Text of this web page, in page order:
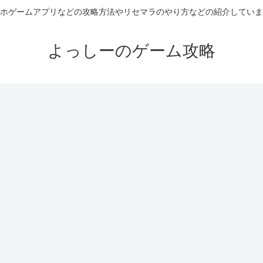
ゲームアプリなどの攻略方法やリセマラのやり方などの紹介してい
よっしーのゲーム攻略